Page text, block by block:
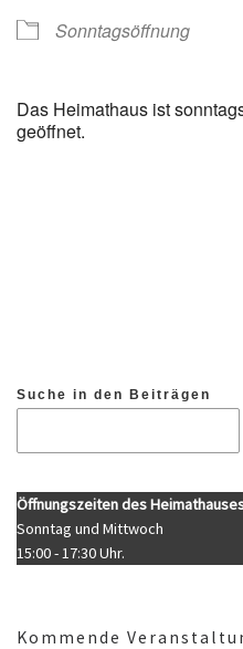
Sonntagsöffnung
Das Heimathaus ist
geöffnet.
Suche in den Beiträgen
Öffnungszeiten des
Sonntag und Mittwoch
15:00 - 17:30 Uhr.
Kommende